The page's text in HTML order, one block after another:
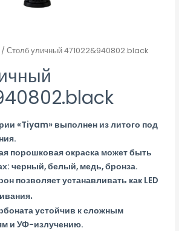
/ Столб уличный 471022&940802.black
«Tiyam» выполнен из литого под
порошковая окраска может быть
черный, белый, медь, бронза.
позволяет устанавливать как LED
.
устойчив к сложным
и УФ-излучению.